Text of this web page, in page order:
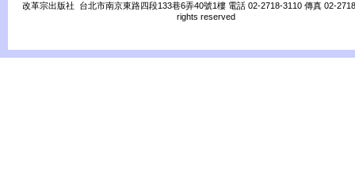
改革宗出版社 台北市南京東路四段133巷6弄40號1樓 電話 02-2718-3110 傳真 02-
rights reserved